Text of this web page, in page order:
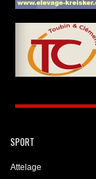
SPORT
Attelage